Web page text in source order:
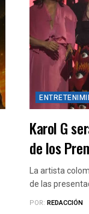
Karol G
de los
La artista
de las
POR: REDACCIÓN